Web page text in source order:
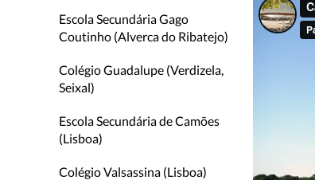
Escola Secundária Gago
Coutinho (Alverca do Ribatejo)
Colégio Guadalupe (Verdizela,
Seixal)
Escola Secundária de Camões
(Lisboa)
Colégio Valsassina (Lisboa)